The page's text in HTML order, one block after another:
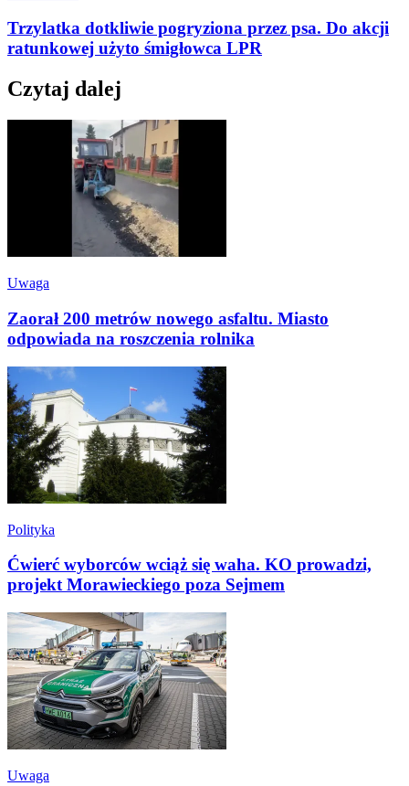
Trzylatka dotkliwie pogryziona przez psa. Do akcji
ratunkowej użyto śmigłowca LPR
Czytaj dalej
Uwaga
Zaorał 200 metrów nowego asfaltu. Miasto
odpowiada na roszczenia rolnika
Polityka
Ćwierć wyborców wciąż się waha. KO prowadzi,
projekt Morawieckiego poza Sejmem
Uwaga